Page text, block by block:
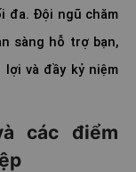
đa. Đội ngũ chăm
sàng hỗ trợ bạn,
và đầy kỷ niệm
các điểm